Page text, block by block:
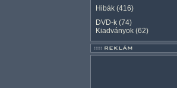
Hibák (416)
DVD-k (74)
Kiadványok (62)